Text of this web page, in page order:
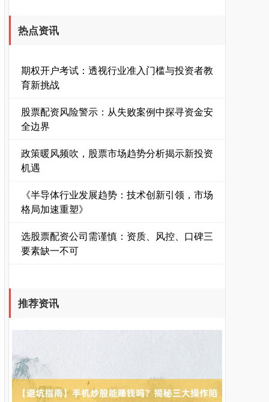
深证成指
沪深300
北证50 1134.24 +11.37 +1.01%
热点资讯
期权开户考试：透视行业准入门槛与投资者教
育新挑战
股票配资风险警示：从失败案例中探寻资金安
全边界
政策暖风频吹，股票市场趋势分析揭示新投资
机遇
《半导体行业发展趋势：技术创新引领，市场
格局加速重塑》
选股票配资公司需谨慎：资质、风控、口碑三
要素缺一不可
推荐资讯